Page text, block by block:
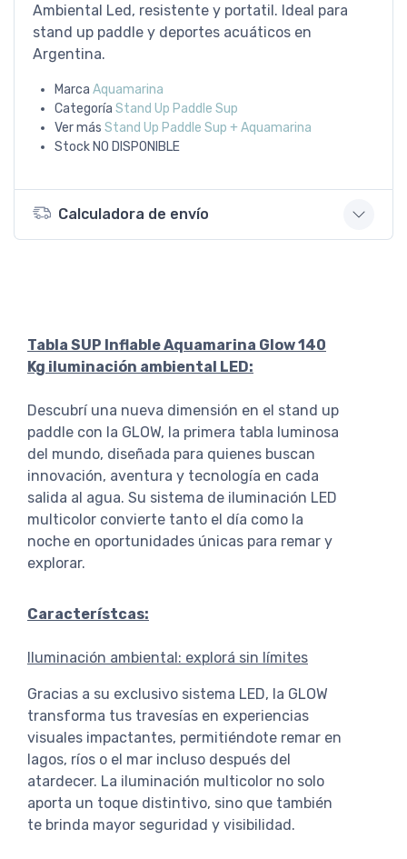
Ambiental Led, resistente y portatil. Ideal para
stand up paddle y deportes acuáticos en
Argentina.
Marca Aquamarina
Categoría Stand Up Paddle Sup
Ver más Stand Up Paddle Sup + Aquamarina
Stock NO DISPONIBLE
Calculadora de envío
Tabla SUP Inflable Aquamarina Glow 140
Kg iluminación ambiental LED:
Descubrí una nueva dimensión en el stand up
paddle con la GLOW, la primera tabla luminosa
del mundo, diseñada para quienes buscan
innovación, aventura y tecnología en cada
salida al agua. Su sistema de iluminación LED
multicolor convierte tanto el día como la
noche en oportunidades únicas para remar y
explorar.
Característcas:
Iluminación ambiental: explorá sin límites
Gracias a su exclusivo sistema LED, la GLOW
transforma tus travesías en experiencias
visuales impactantes, permitiéndote remar en
lagos, ríos o el mar incluso después del
atardecer. La iluminación multicolor no solo
aporta un toque distintivo, sino que también
te brinda mayor seguridad y visibilidad.